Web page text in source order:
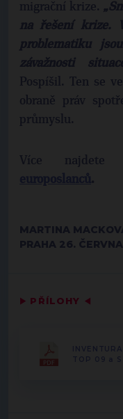
migrační krize.
na řešení krize.
problematiku
závažnosti
Pospíšil. Ten se
obraně práv
průmyslu.
Více
.
MARTINA
PRAHA 26.
▶ PŘÍLOHY ◀